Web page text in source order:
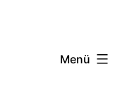
Menü